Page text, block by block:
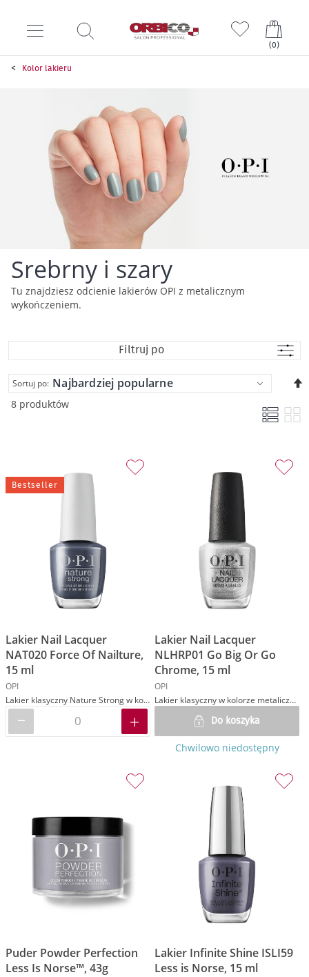
(0)
Kolor lakieru
Srebrny i szary
Tu znajdziesz odcienie lakierów OPI z metalicznym
wykończeniem.
Filtruj po
8 produktów
Sortuj po:
Bestseller
Lakier Nail Lacquer
NAT020 Force Of Nailture,
15 ml
OPI
Lakier klasyczny Nature Strong w kolorze szarym
Lakier Nail Lacquer
NLHRP01 Go Big Or Go
Chrome, 15 ml
OPI
Lakier klasyczny w kolorze metalicznego srebra
Do koszyka
Chwilowo niedostępny
Puder Powder Perfection
Less Is Norse™, 43g
Lakier Infinite Shine ISLI59
Less is Norse, 15 ml